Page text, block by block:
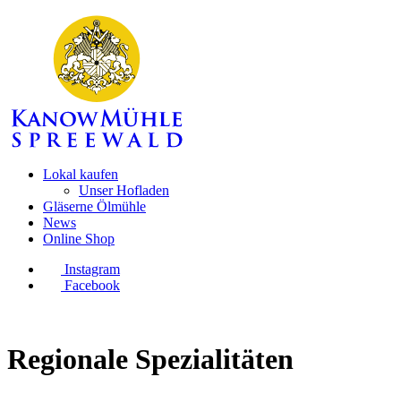
Lokal kaufen
Unser Hofladen
Gläserne Ölmühle
News
Online Shop
Instagram
Facebook
Regionale Spezialitäten